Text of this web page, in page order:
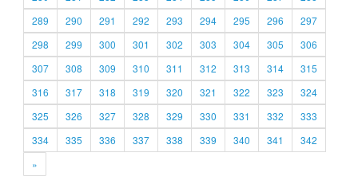
289
290 291 292 293 294 295 296
297
298
299 300 301 302 303 304 305
306
307
308 309 310 311 312 313 314
315
316
317 318 319 320 321 322 323
324
325
326 327 328 329 330 331 332
333
334
335 336 337 338 339 340 341
342
»